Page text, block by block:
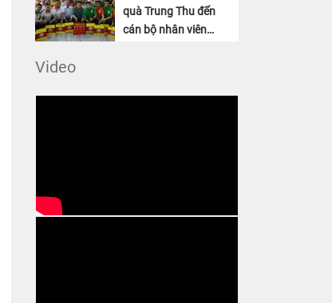
quà Trung Thu đến
cán bộ nhân viên
Video